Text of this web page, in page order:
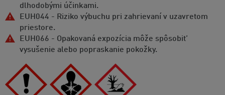
dlhodobými účinkami.
EUH044 - Riziko výbuchu pri zahrievaní v uzavretom
priestore.
EUH066 - Opakovaná expozícia môže spôsobit’
vysušenie alebo popraskanie pokožky.